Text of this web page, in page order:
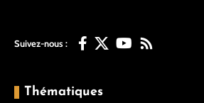
Suivez-nous :
Thématiques